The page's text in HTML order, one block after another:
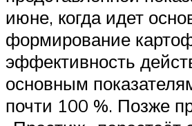
июне, когда идет
формирование
эффективность
основным
почти 100 %. Позже